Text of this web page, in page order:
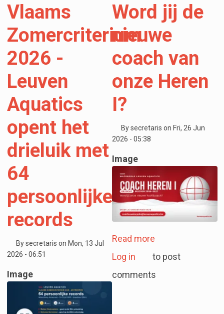
Vlaams
Zomercriterium
2026 -
Leuven
Aquatics
opent het
drieluik met
64
persoonlijke
records
By secretaris on Mon, 13 Jul
2026 - 06:51
Image
Word jij de
nieuwe
coach van
onze Heren
I?
Bysecretaris on Fri, 26 Jun
2026 - 05:38
Image
Read more
Log in
to post
comments